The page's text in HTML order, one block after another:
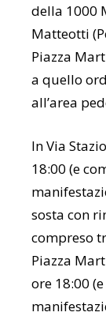
della 1000
Matteotti
Piazza
a quello
all’area
In Via
18:00 (e
sosta con
compreso
Piazza
ore 18:00